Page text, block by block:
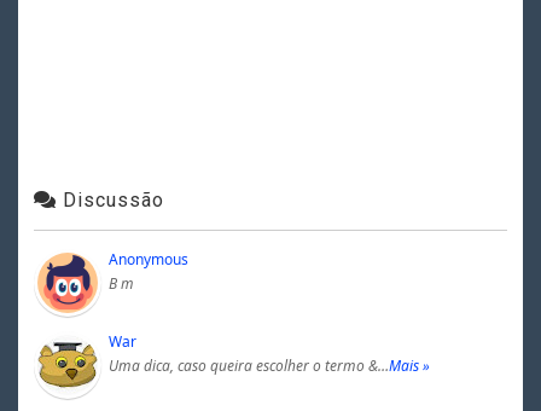
Discussão
Anonymous
B m
War
Uma dica, caso queira escolher o termo &…Mais »